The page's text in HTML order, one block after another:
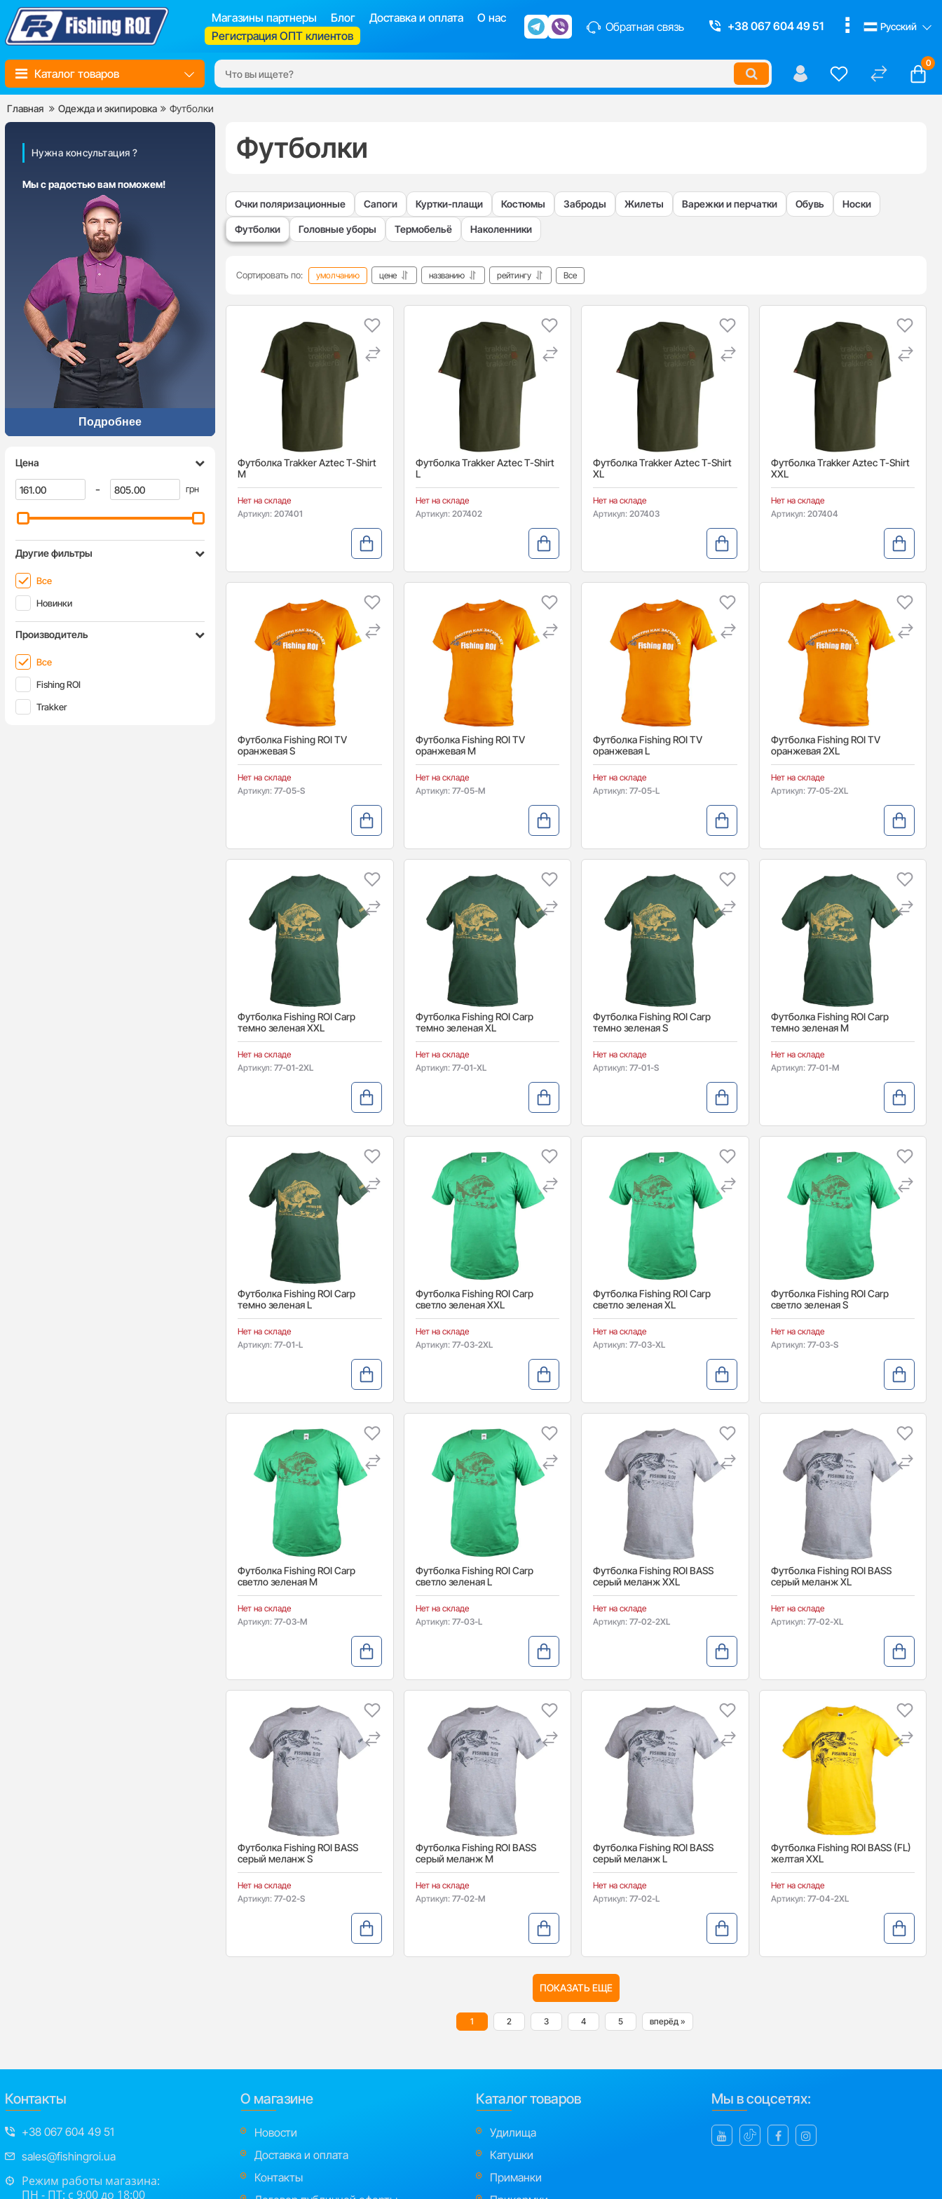
Магазины партнеры Блог Доставка и оплата
О нас
Регистрация ОПТ клиентов
Обратная связь +38 067 604 49 51 Русский
Каталог товаров
0
Главная Одежда и экипировка Футболки
Нужна консультация ?
Мы с радостью вам поможем!
Подробнее
Цена
- грн
Другие фильтры
Все
Новинки
Производитель
Все
Fishing ROI
Trakker
Футболки
Очки поляризационные Сапоги Куртки-плащи Костюмы Заброды Жилеты Варежки и перчатки Обувь Носки
Футболки Головные уборы Термобельё Наколенники
Сортировать по: умолчанию цене названию рейтингу Все
Футболка Trakker Aztec T-Shirt
M
Нет на складе
Артикул: 207401
Футболка Trakker Aztec T-Shirt
L
Нет на складе
Артикул: 207402
Футболка Trakker Aztec T-Shirt
XL
Нет на складе
Артикул: 207403
Футболка Trakker Aztec T-Shirt
XXL
Нет на складе
Артикул: 207404
Футболка Fishing ROI TV
оранжевая S
Нет на складе
Артикул: 77-05-S
Футболка Fishing ROI TV
оранжевая M
Нет на складе
Артикул: 77-05-M
Футболка Fishing ROI TV
оранжевая L
Нет на складе
Артикул: 77-05-L
Футболка Fishing ROI TV
оранжевая 2XL
Нет на складе
Артикул: 77-05-2XL
Футболка Fishing ROI Carp
темно зеленая XXL
Нет на складе
Артикул: 77-01-2XL
Футболка Fishing ROI Carp
темно зеленая XL
Нет на складе
Артикул: 77-01-XL
Футболка Fishing ROI Carp
темно зеленая S
Нет на складе
Артикул: 77-01-S
Футболка Fishing ROI Carp
темно зеленая M
Нет на складе
Артикул: 77-01-M
Футболка Fishing ROI Carp
темно зеленая L
Нет на складе
Артикул: 77-01-L
Футболка Fishing ROI Carp
светло зеленая XXL
Нет на складе
Артикул: 77-03-2XL
Футболка Fishing ROI Carp
светло зеленая XL
Нет на складе
Артикул: 77-03-XL
Футболка Fishing ROI Carp
светло зеленая S
Нет на складе
Артикул: 77-03-S
Футболка Fishing ROI Carp
светло зеленая M
Нет на складе
Артикул: 77-03-M
Футболка Fishing ROI Carp
светло зеленая L
Нет на складе
Артикул: 77-03-L
Футболка Fishing ROI BASS
серый меланж XXL
Нет на складе
Артикул: 77-02-2XL
Футболка Fishing ROI BASS
серый меланж XL
Нет на складе
Артикул: 77-02-XL
Футболка Fishing ROI BASS
серый меланж S
Нет на складе
Артикул: 77-02-S
Футболка Fishing ROI BASS
серый меланж M
Нет на складе
Артикул: 77-02-M
Футболка Fishing ROI BASS
серый меланж L
Нет на складе
Артикул: 77-02-L
Футболка Fishing ROI BASS (FL)
желтая XXL
Нет на складе
Артикул: 77-04-2XL
ПОКАЗАТЬ ЕЩЕ
1 2 3 4 5 вперёд »
Контакты
+38 067 604 49 51
sales@fishingroi.ua
Режим работы магазина:
ПН - ПТ: с 9:00 до 18:00
О магазине
Новости
Доставка и оплата
Контакты
Каталог товаров
Удилища
Катушки
Приманки
Мы в соцсетях: